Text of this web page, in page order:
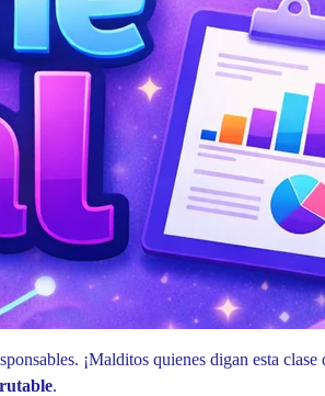
¡Malditos quienes digan esta clase
.